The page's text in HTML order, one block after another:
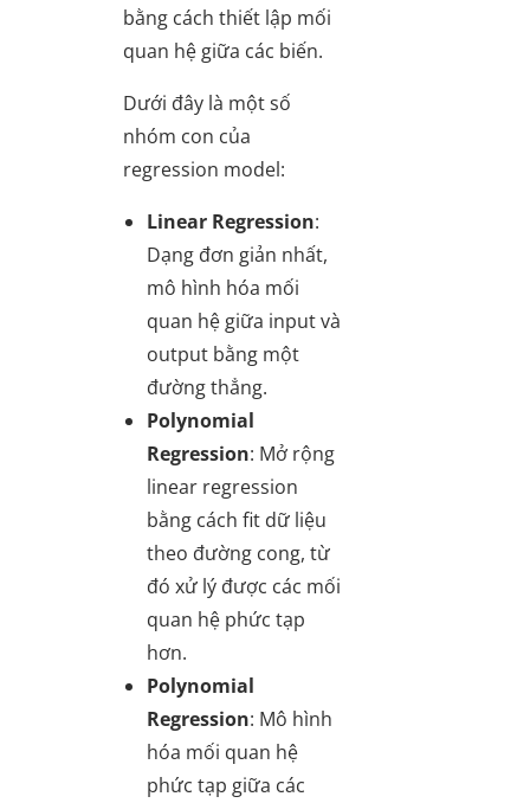
bằng cách thiết lập mối
quan hệ giữa các biến.
Dưới đây là một số
nhóm con của
regression model:
Linear Regression:
Dạng đơn giản nhất,
mô hình hóa mối
quan hệ giữa input và
output bằng một
đường thẳng.
Polynomial
Regression: Mở rộng
linear regression
bằng cách fit dữ liệu
theo đường cong, từ
đó xử lý được các mối
quan hệ phức tạp
hơn.
Polynomial
Regression: Mô hình
hóa mối quan hệ
phức tạp giữa các